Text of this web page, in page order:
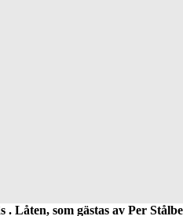
som gästas av Per